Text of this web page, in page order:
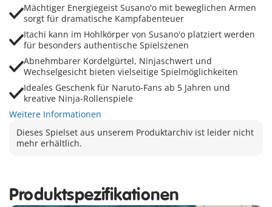
Mächtiger Energiegeist Susano'o mit beweglichen Armen
sorgt für dramatische Kampfabenteuer
Itachi kann im Hohlkörper von Susano'o platziert werden
für besonders authentische Spielszenen
Abnehmbarer Kordelgürtel, Ninjaschwert und
Wechselgesicht bieten vielseitige Spielmöglichkeiten
Ideales Geschenk für Naruto-Fans ab 5 Jahren und
kreative Ninja-Rollenspiele
Weitere Informationen
Dieses Spielset aus unserem Produktarchiv ist leider nicht
mehr erhältlich.
Produktspezifikationen